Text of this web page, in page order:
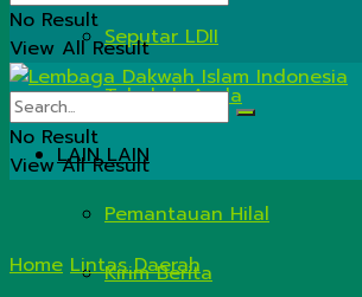
Seputar LDII
Tahukah Anda
LAIN LAIN
Pemantauan Hilal
Kirim Berita
No Result
View All Result
No Result
View All Result
Home Lintas Daerah